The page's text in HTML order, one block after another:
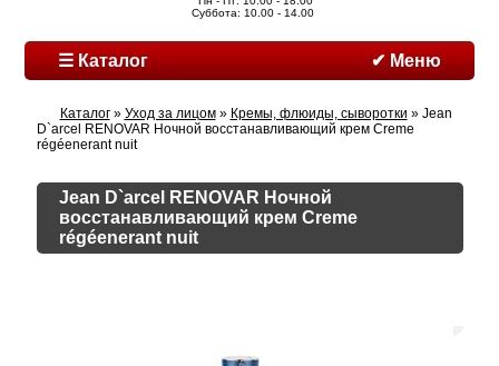
Суббота: 10.00 - 14.00
☰ Каталог ✔ Меню
Каталог» Уход за лицом» Кремы, флюиды, сыворотки » Jean
D`arcel RENOVAR Ночной восстанавливающий крем Сreme
régéenerant nuit
Jean D`arcel RENOVAR Ночной
восстанавливающий крем Сreme
régéenerant nuit